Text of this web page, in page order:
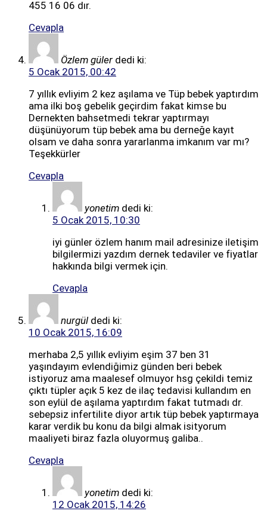
455 16 06 dır.
Cevapla
Özlem güler dedi ki:
5 Ocak 2015, 00:42
7 yıllık evliyim 2 kez aşılama ve Tüp bebek yaptırdım
ama ilki boş gebelik geçirdim fakat kimse bu
Dernekten bahsetmedi tekrar yaptırmayı
düşünüyorum tüp bebek ama bu derneğe kayıt
olsam ve daha sonra yararlanma imkanım var mı?
Teşekkürler
Cevapla
yonetim dedi ki:
5 Ocak 2015, 10:30
iyi günler özlem hanım mail adresinize iletişim
bilgilermizi yazdım dernek tedaviler ve fiyatlar
hakkında bilgi vermek için.
Cevapla
nurgül dedi ki:
10 Ocak 2015, 16:09
merhaba 2,5 yıllık evliyim eşim 37 ben 31
yaşındayım evlendiğimiz günden beri bebek
istiyoruz ama maalesef olmuyor hsg çekildi temiz
çıktı tüpler açık 5 kez de ilaç tedavisi kullandım en
son eylül de aşılama yaptırdım fakat tutmadı dr.
sebepsiz infertilite diyor artık tüp bebek yaptırmaya
karar verdik bu konu da bilgi almak isityorum
maaliyeti biraz fazla oluyormuş galiba..
Cevapla
yonetim dedi ki:
12 Ocak 2015, 14:26